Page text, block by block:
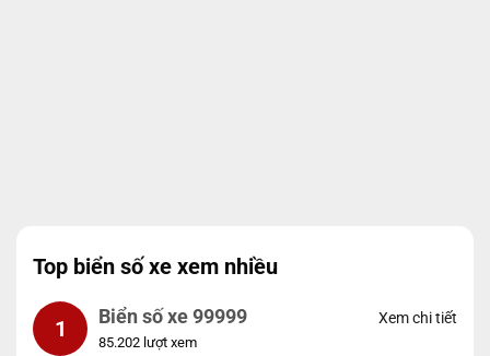
Top biển số xe xem nhiều
1 Biển số xe 99999
85.202 lượt xem
Xem chi tiết